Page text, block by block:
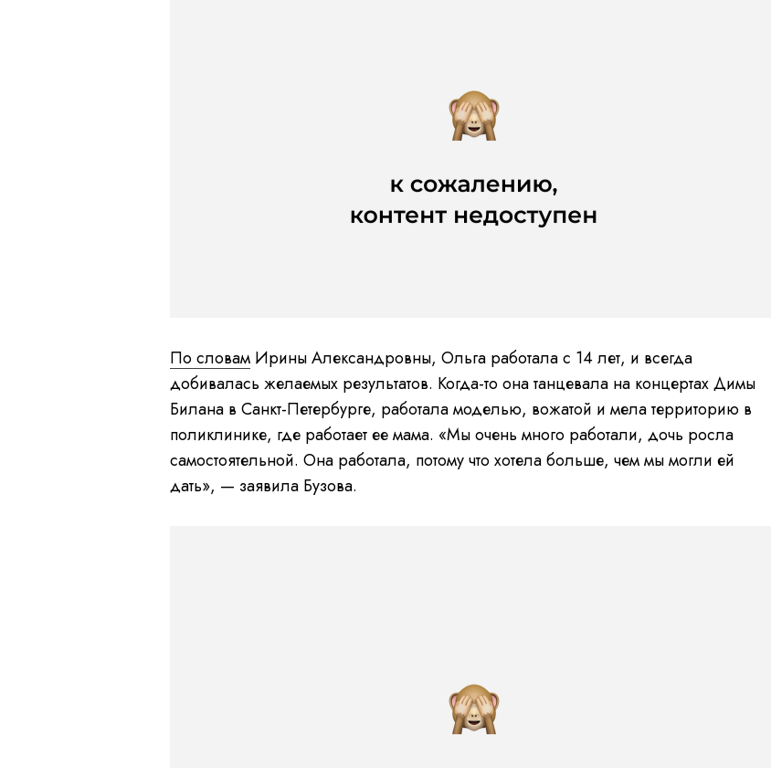
По словам Ирины Александровны, Ольга работала с 14 лет, и всегда
добивалась желаемых результатов. Когда-то она танцевала на концертах Димы
Билана в Санкт-Петербурге, работала моделью, вожатой и мела территорию в
поликлинике, где работает ее мама. «Мы очень много работали, дочь росла
самостоятельной. Она работала, потому что хотела больше, чем мы могли ей
дать», — заявила Бузова.